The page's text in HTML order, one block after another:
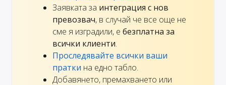
Заявката за интеграция с нов
превозвач, в случай че все още не
сме я изградили, е безплатна за
всички клиенти.
Проследявайте всички ваши
пратки на едно табло.
Добавянето, премахването или